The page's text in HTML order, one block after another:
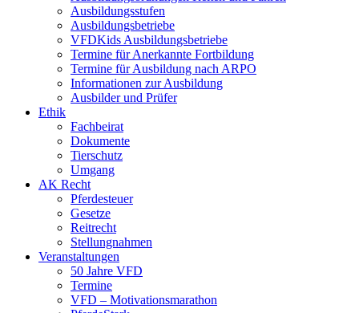
Ausbildungsstufen
Ausbildungsbetriebe
VFDKids Ausbildungsbetriebe
Termine für Anerkannte Fortbildung
Termine für Ausbildung nach ARPO
Informationen zur Ausbildung
Ausbilder und Prüfer
Ethik
Fachbeirat
Dokumente
Tierschutz
Umgang
AK Recht
Pferdesteuer
Gesetze
Reitrecht
Stellungnahmen
Veranstaltungen
50 Jahre VFD
Termine
VFD – Motivationsmarathon